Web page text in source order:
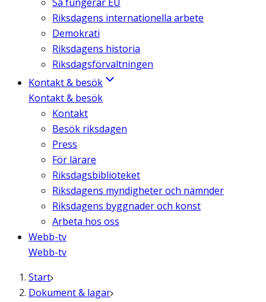
Riksdagens internationella arbete
Demokrati
Riksdagens historia
Riksdagsförvaltningen
Kontakt & besök
Kontakt & besök
Kontakt
Besök riksdagen
Press
För lärare
Riksdagsbiblioteket
Riksdagens myndigheter och nämnder
Riksdagens byggnader och konst
Arbeta hos oss
Webb-tv
Webb-tv
Start
Dokument & lagar